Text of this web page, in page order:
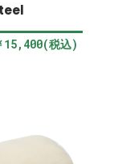
15,400(税込)